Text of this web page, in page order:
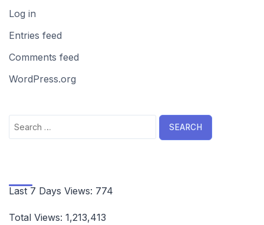
Log in
Entries feed
Comments feed
WordPress.org
Search
for:
Last 7 Days Views: 774
Total Views: 1,213,413